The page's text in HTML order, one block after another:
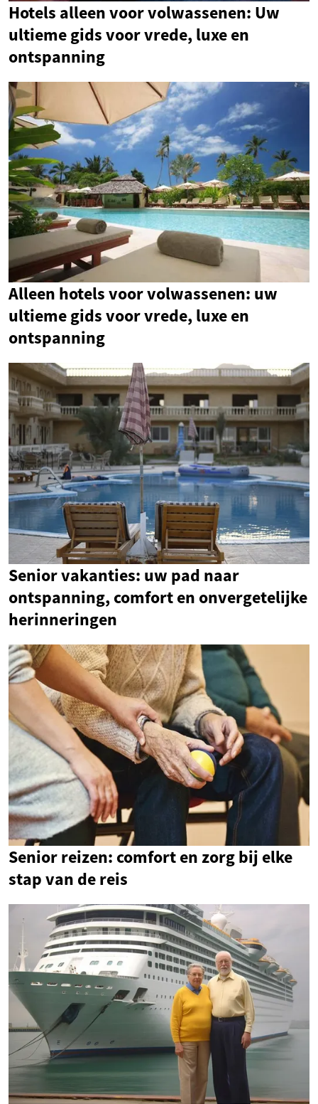
Hotels alleen voor volwassenen: Uw
ultieme gids voor vrede, luxe en
ontspanning
Alleen hotels voor volwassenen: uw
ultieme gids voor vrede, luxe en
ontspanning
Senior vakanties: uw pad naar
ontspanning, comfort en onvergetelijke
herinneringen
Senior reizen: comfort en zorg bij elke
stap van de reis